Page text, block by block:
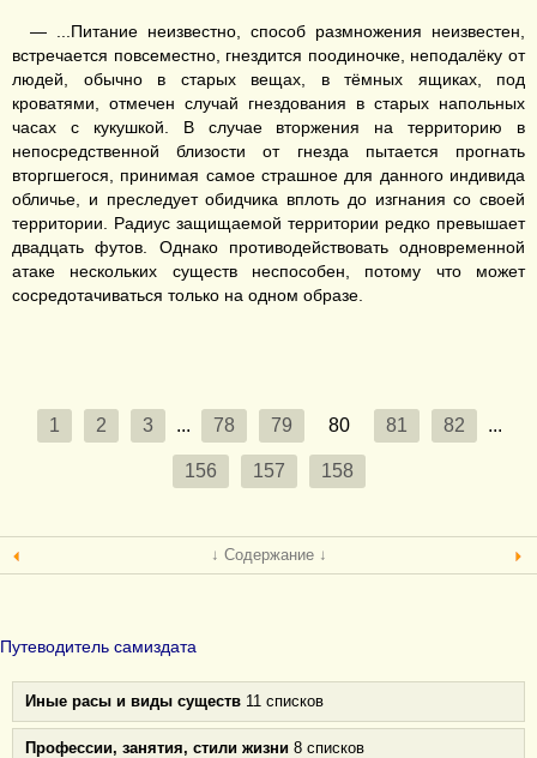
— ...Питание неизвестно, способ размножения неизвестен,
встречается повсеместно, гнездится поодиночке, неподалёку от
людей, обычно в старых вещах, в тёмных ящиках, под
кроватями, отмечен случай гнездования в старых напольных
часах с кукушкой. В случае вторжения на территорию в
непосредственной близости от гнезда пытается прогнать
вторгшегося, принимая самое страшное для данного индивида
обличье, и преследует обидчика вплоть до изгнания со своей
территории. Радиус защищаемой территории редко превышает
двадцать футов. Однако противодействовать одновременной
атаке нескольких существ неспособен, потому что может
сосредотачиваться только на одном образе.
1 2 3 ... 78 79 80 81 82 ...
156 157 158
↓ Содержание ↓
Путеводитель самиздата
Иные расы и виды существ 11 списков
Профессии, занятия, стили жизни 8 списков